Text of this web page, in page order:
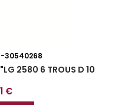
30540268
2580 6 TROUS D 10
€